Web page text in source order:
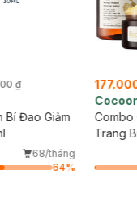
₫
Bí Đao Giảm
68/tháng
64%
Trang
140ml
Yên